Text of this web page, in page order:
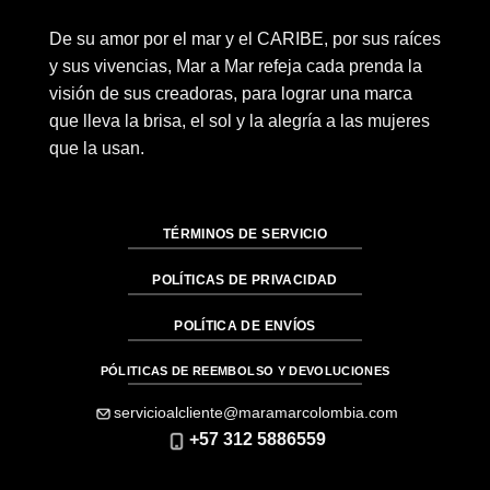
De su amor por el mar y el CARIBE, por sus raíces
y sus vivencias, Mar a Mar refeja cada prenda la
visión de sus creadoras, para lograr una marca
que lleva la brisa, el sol y la alegría a las mujeres
que la usan.
TÉRMINOS DE SERVICIO
POLÍTICAS DE PRIVACIDAD
POLÍTICA DE ENVÍOS
PÓLITICAS DE REEMBOLSO Y DEVOLUCIONES
servicioalcliente@maramarcolombia.com
+57 312 5886559